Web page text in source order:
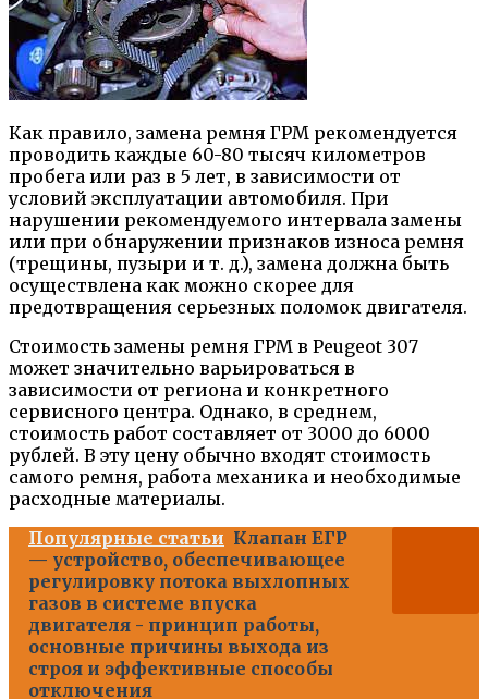
Как правило, замена ремня ГРМ рекомендуется
проводить каждые 60-80 тысяч километров
пробега или раз в 5 лет, в зависимости от
условий эксплуатации автомобиля. При
нарушении рекомендуемого интервала замены
или при обнаружении признаков износа ремня
(трещины, пузыри и т. д.), замена должна быть
осуществлена как можно скорее для
предотвращения серьезных поломок двигателя.
Стоимость замены ремня ГРМ в Peugeot 307
может значительно варьироваться в
зависимости от региона и конкретного
сервисного центра. Однако, в среднем,
стоимость работ составляет от 3000 до 6000
рублей. В эту цену обычно входят стоимость
самого ремня, работа механика и необходимые
расходные материалы.
Популярные статьи Клапан ЕГР
— устройство, обеспечивающее
регулировку потока выхлопных
газов в системе впуска
двигателя - принцип работы,
основные причины выхода из
строя и эффективные способы
отключения